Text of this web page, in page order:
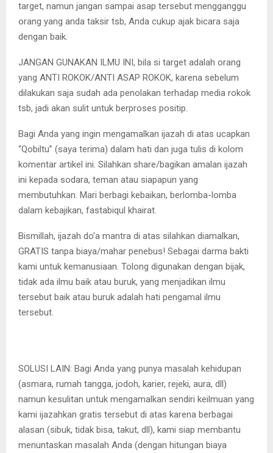
target, namun jangan sampai asap tersebut mengganggu
orang yang anda taksir tsb, Anda cukup ajak bicara saja
dengan baik.
JANGAN GUNAKAN ILMU INI, bila si target adalah orang
yang ANTI ROKOK/ANTI ASAP ROKOK, karena sebelum
dilakukan saja sudah ada penolakan terhadap media rokok
tsb, jadi akan sulit untuk berproses positip.
Bagi Anda yang ingin mengamalkan ijazah di atas ucapkan
“Qobiltu” (saya terima) dalam hati dan juga tulis di kolom
komentar artikel ini. Silahkan share/bagikan amalan ijazah
ini kepada sodara, teman atau siapapun yang
membutuhkan. Mari berbagi kebaikan, berlomba-lomba
dalam kebajikan, fastabiqul khairat.
Bismillah, ijazah do’a mantra di atas silahkan diamalkan,
GRATIS tanpa biaya/mahar penebus! Sebagai darma bakti
kami untuk kemanusiaan. Tolong digunakan dengan bijak,
tidak ada ilmu baik atau buruk, yang menjadikan ilmu
tersebut baik atau buruk adalah hati pengamal ilmu
tersebut.
SOLUSI LAIN: Bagi Anda yang punya masalah kehidupan
(asmara, rumah tangga, jodoh, karier, rejeki, aura, dll)
namun kesulitan untuk mengamalkan sendiri keilmuan yang
kami ijazahkan gratis tersebut di atas karena berbagai
alasan (sibuk, tidak bisa, takut, dll), kami siap membantu
menuntaskan masalah Anda (dengan hitungan biaya